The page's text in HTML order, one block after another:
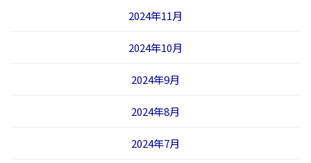
2024年11月
2024年10月
2024年9月
2024年8月
2024年7月